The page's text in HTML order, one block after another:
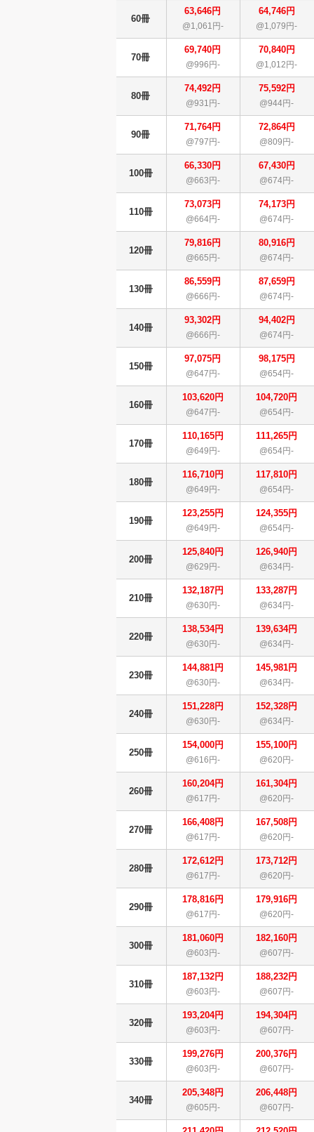
60冊
63,646円
@1,061円-
64,746円
@1,079円-
70冊
69,740円
@996円-
70,840円
@1,012円-
80冊
74,492円
@931円-
75,592円
@944円-
90冊
71,764円
@797円-
72,864円
@809円-
100冊
66,330円
@663円-
67,430円
@674円-
110冊
73,073円
@664円-
74,173円
@674円-
120冊
79,816円
@665円-
80,916円
@674円-
130冊
86,559円
@666円-
87,659円
@674円-
140冊
93,302円
@666円-
94,402円
@674円-
150冊
97,075円
@647円-
98,175円
@654円-
160冊
103,620円
@647円-
104,720円
@654円-
170冊
110,165円
@649円-
111,265円
@654円-
180冊
116,710円
@649円-
117,810円
@654円-
190冊
123,255円
@649円-
124,355円
@654円-
200冊
125,840円
@629円-
126,940円
@634円-
210冊
132,187円
@630円-
133,287円
@634円-
220冊
138,534円
@630円-
139,634円
@634円-
230冊
144,881円
@630円-
145,981円
@634円-
240冊
151,228円
@630円-
152,328円
@634円-
250冊
154,000円
@616円-
155,100円
@620円-
260冊
160,204円
@617円-
161,304円
@620円-
270冊
166,408円
@617円-
167,508円
@620円-
280冊
172,612円
@617円-
173,712円
@620円-
290冊
178,816円
@617円-
179,916円
@620円-
300冊
181,060円
@603円-
182,160円
@607円-
310冊
187,132円
@603円-
188,232円
@607円-
320冊
193,204円
@603円-
194,304円
@607円-
330冊
199,276円
@603円-
200,376円
@607円-
340冊
205,348円
@605円-
206,448円
@607円-